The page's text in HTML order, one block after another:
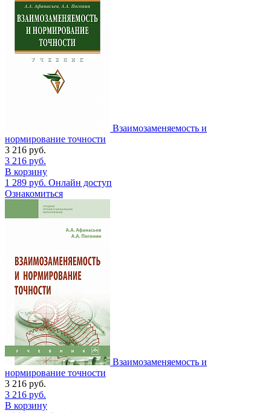
Взаимозаменяемость и
нормирование точности
3 216 руб.
3 216 руб.
В корзину
1 289 руб. Онлайн доступ
Ознакомиться
Взаимозаменяемость и
нормирование точности
3 216 руб.
3 216 руб.
В корзину